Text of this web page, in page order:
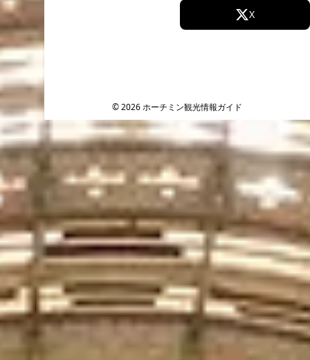
X
© 2026 ホーチミン観光情報ガイド